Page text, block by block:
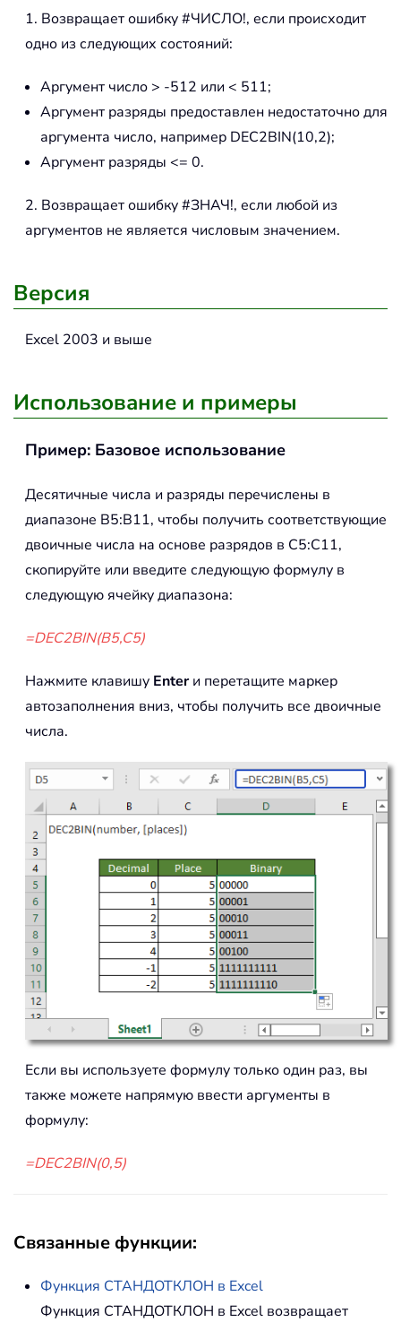
1. Возвращает ошибку #ЧИСЛО!, если происходит
одно из следующих состояний:
Аргумент число > -512 или < 511;
Аргумент разряды предоставлен недостаточно для
аргумента число, например DEC2BIN(10,2);
Аргумент разряды <= 0.
2. Возвращает ошибку #ЗНАЧ!, если любой из
аргументов не является числовым значением.
Версия
Excel 2003 и выше
Использование и примеры
Пример: Базовое использование
Десятичные числа и разряды перечислены в
диапазоне B5:B11, чтобы получить соответствующие
двоичные числа на основе разрядов в C5:C11,
скопируйте или введите следующую формулу в
следующую ячейку диапазона:
=DEC2BIN(B5,C5)
Нажмите клавишу Enterи перетащите маркер
автозаполнения вниз, чтобы получить все двоичные
числа.
Если вы используете формулу только один раз, вы
также можете напрямую ввести аргументы в
формулу:
=DEC2BIN(0,5)
Связанные функции:
Функция СТАНДОТКЛОН в Excel
Функция СТАНДОТКЛОН в Excel возвращает